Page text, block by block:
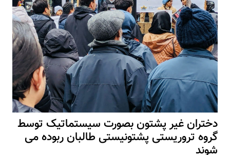
دختران غیر پشتون بصورت سیستماتیک توسط
گروه تروریستی پشتونیستی طالبان ربوده می
شوند